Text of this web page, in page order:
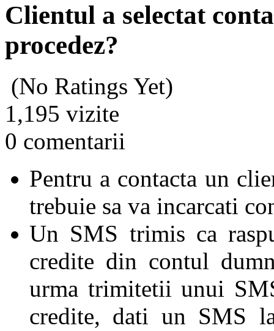
Clientul a selectat
procedez?
(No Ratings Yet)
1,195 vizite
0 comentarii
Pentru a contacta un
trebuie sa va incarcati
Un SMS trimis ca
credite din contul
urma trimitetii unui
credite, dati un SMS